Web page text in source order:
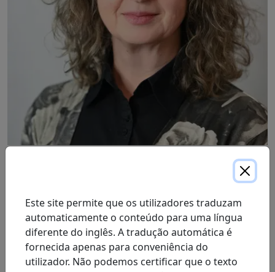
nossos pacientes, garantindo que a ProResp seja líder
do setor na prestação de cuidados respiratórios.
Wendy é terapeuta respiratória registrada (RRT) e está
na ProResp desde 2010, trazendo mais de uma década
de experiência e dedicação à sua função.
Este site permite que os utilizadores traduzam
automaticamente o conteúdo para uma língua
diferente do inglês. A tradução automática é
fornecida apenas para conveniência do
utilizador. Não podemos certificar que o texto